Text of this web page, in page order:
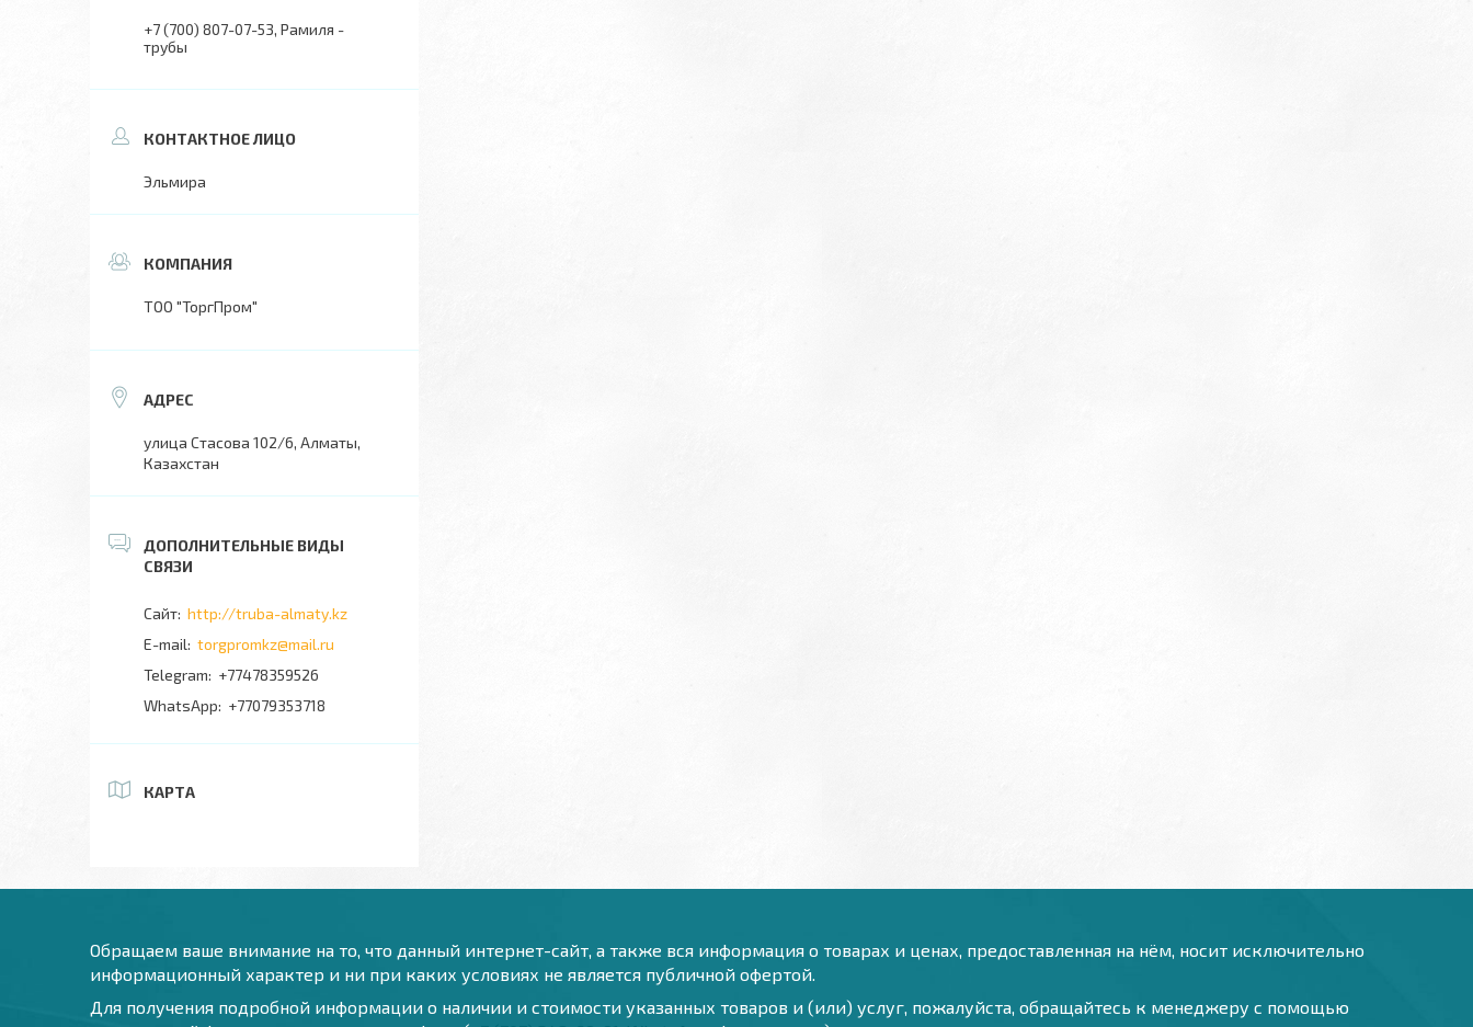
+7 (700) 807-07-53 Рамиля -
трубы
Эльмира
ТОО "ТоргПром"
улица Стасова 102/6, Алматы,
Казахстан
http://truba-almaty.kz
torgpromkz@mail.ru
+77478359526
+77079353718
КАРТА
Обращаем ваше внимание на то, что данный интернет-сайт, а также вся информация о товарах и ценах, предоставленная на нём, носит исключительно
информационный характер и ни при каких условиях не является публичной офертой.
Для получения подробной информации о наличии и стоимости указанных товаров и (или) услуг, пожалуйста, обращайтесь к менеджеру с помощью